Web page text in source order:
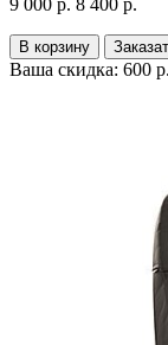
В корзину
Ваша скидка: 600 р.